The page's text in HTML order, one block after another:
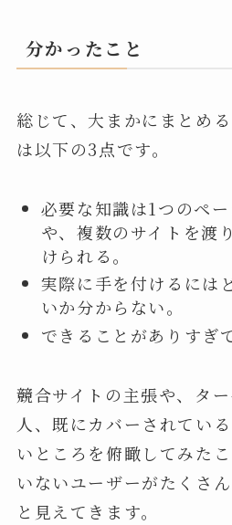
分かったこと
総じて、大まかにまとめ
は以下の3点です。
必要な知識は1つのペ
や、複数のサイトを渡
けられる。
実際に手を付けるには
いか分からない。
できることがありすぎ
競合サイトの主張や、タ
人、既にカバーされてい
いところを俯瞰してみた
いないユーザーがたくさ
と見えてきます。